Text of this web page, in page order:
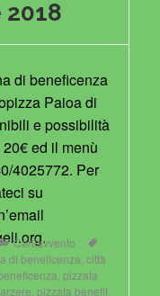
di beneficenza
Paioa di
e possibilità
ed il menù
4025772. Per
su
.
Categories
Caniavvento
di beneficenza città
pizzata
pizzata benefit